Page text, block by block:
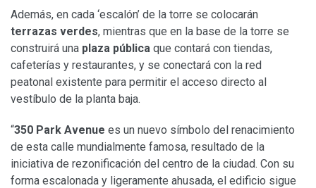
Además, en cada ‘escalón’ de la torre se colocarán
terrazas verdes, mientras que en la base de la torre se
construirá una plaza pública que contará con tiendas,
cafeterías y restaurantes, y se conectará con la red
peatonal existente para permitir el acceso directo al
vestíbulo de la planta baja.
“350 Park Avenue es un nuevo símbolo del renacimiento
de esta calle mundialmente famosa, resultado de la
iniciativa de rezonificación del centro de la ciudad. Con su
forma escalonada y ligeramente ahusada, el edificio sigue